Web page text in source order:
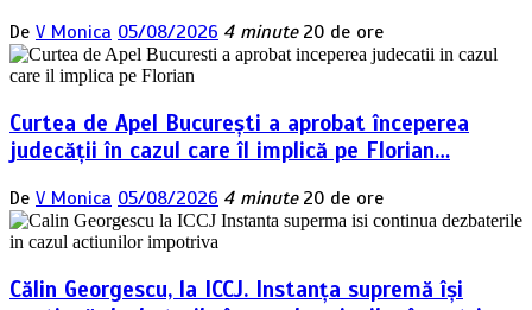
De V Monica 05/08/2026 4 minute 20 de ore
Curtea de Apel București a aprobat începerea
judecății în cazul care îl implică pe Florian…
De V Monica 05/08/2026 4 minute 20 de ore
Călin Georgescu, la ICCJ. Instanța supremă își